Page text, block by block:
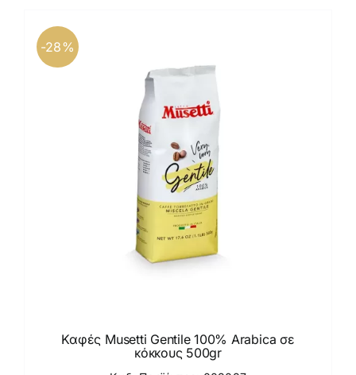
-28%
Καφές Musetti Gentile 100% Arabica σε
κόκκους 500gr